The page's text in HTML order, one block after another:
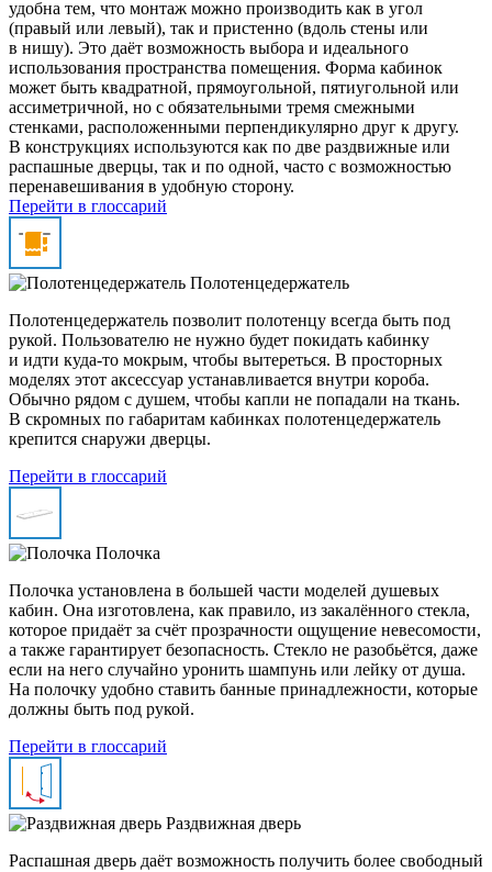
удобна тем, что монтаж можно производить как в угол
(правый или левый), так и пристенно (вдоль стены или
в нишу). Это даёт возможность выбора и идеального
использования пространства помещения. Форма кабинок
может быть квадратной, прямоугольной, пятиугольной или
ассиметричной, но с обязательными тремя смежными
стенками, расположенными перпендикулярно друг к другу.
В конструкциях используются как по две раздвижные или
распашные дверцы, так и по одной, часто с возможностью
перенавешивания в удобную сторону.
Перейти в глоссарий
Полотенцедержатель
Полотенцедержатель позволит полотенцу всегда быть под
рукой. Пользователю не нужно будет покидать кабинку
и идти куда-то мокрым, чтобы вытереться. В просторных
моделях этот аксессуар устанавливается внутри короба.
Обычно рядом с душем, чтобы капли не попадали на ткань.
В скромных по габаритам кабинках полотенцедержатель
крепится снаружи дверцы.
Перейти в глоссарий
Полочка
Полочка установлена в большей части моделей душевых
кабин. Она изготовлена, как правило, из закалённого стекла,
которое придаёт за счёт прозрачности ощущение невесомости,
а также гарантирует безопасность. Стекло не разобьётся, даже
если на него случайно уронить шампунь или лейку от душа.
На полочку удобно ставить банные принадлежности, которые
должны быть под рукой.
Перейти в глоссарий
Раздвижная дверь
Распашная дверь даёт возможность получить более свободный